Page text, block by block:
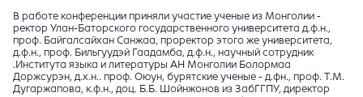
В работе конференции приняли участие ученые из Монголии -
ректор Улан-Баторского государственного университета д.ф.н.,
проф. Байгалсайхан Санжаа, проректор этого же университета,
д.ф.н., проф. Бильгуудэй Гаадамба, д.ф.н., научный сотрудник
.Института языка и литературы АН Монголии Болормаа
Доржсурэн, д.х.н.. проф. Оюун, бурятские ученые - д.фн., проф. Т.М.
Дугаржапова, к.ф.н., доц. Б.Б. Шойнжонов из ЗабГГПУ, директор